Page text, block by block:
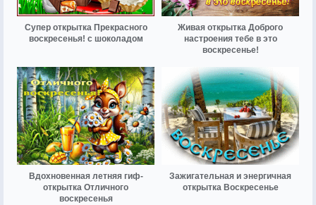
Супер открытка Прекрасного
воскресенья! с шоколадом
Живая открытка Доброго
настроения тебе в это
воскресенье!
Вдохновенная летняя гиф-
открытка Отличного
воскресенья
Зажигательная и энергичная
открытка Воскресенье